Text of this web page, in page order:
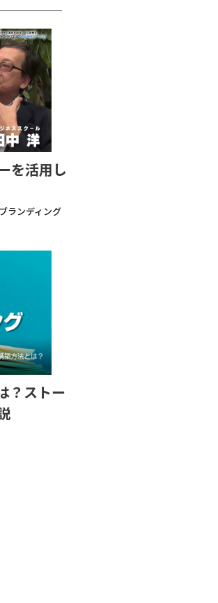
を活用し
ランディング
？ストー